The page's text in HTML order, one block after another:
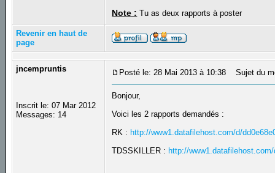
Note : Tu as deux rapports à poster
Revenir en haut de
page
jncempruntis
Inscrit le: 07 Mar 2012
Messages: 14
Posté le: 28 Mai 2013 à 10:38 Sujet du
Bonjour,
Voici les 2 rapports demandés :
RK : http://www1.datafilehost.com/d/
TDSSKILLER : http://